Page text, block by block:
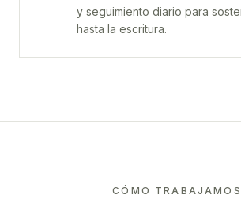
y seguimiento diario para
hasta la escritura.
CÓMO TRABAJAMOS